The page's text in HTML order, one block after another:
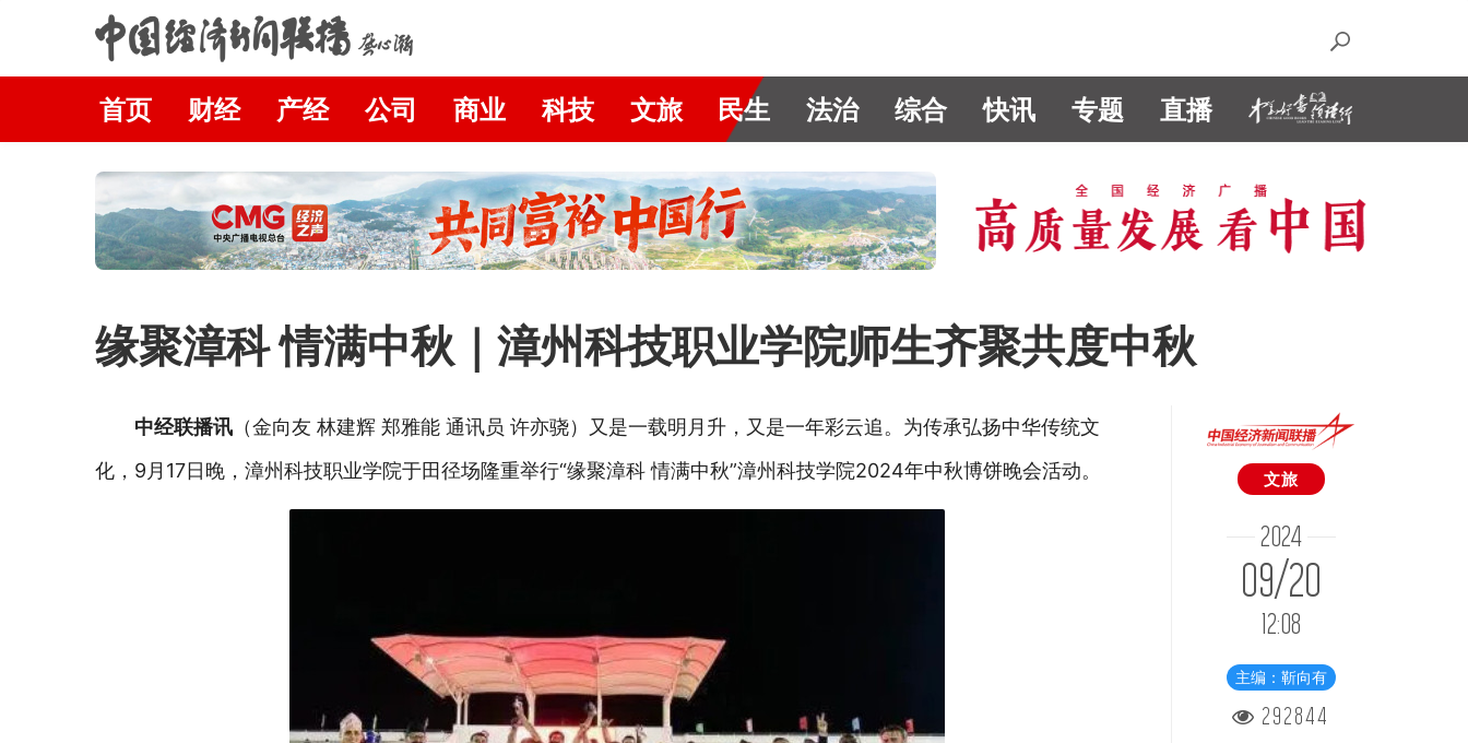
首页 财经 产经 公司 商业 科技 文旅 民生 法治 综合 快讯 专题 直播
缘聚漳科 情满中秋｜漳州科技职业学院师生齐聚共度中秋
中经联播讯 （金向友 林建辉 郑雅能 通讯员 许亦骁）又是一载明月升，又是一年彩云追。为传承弘扬中华传统文
化，9月17日晚，漳州科技职业学院于田径场隆重举行“缘聚漳科 情满中秋”漳州科技学院2024年中秋博饼晚会活动。
文旅
2024
09/20
12:08
主编：靳向有
292844